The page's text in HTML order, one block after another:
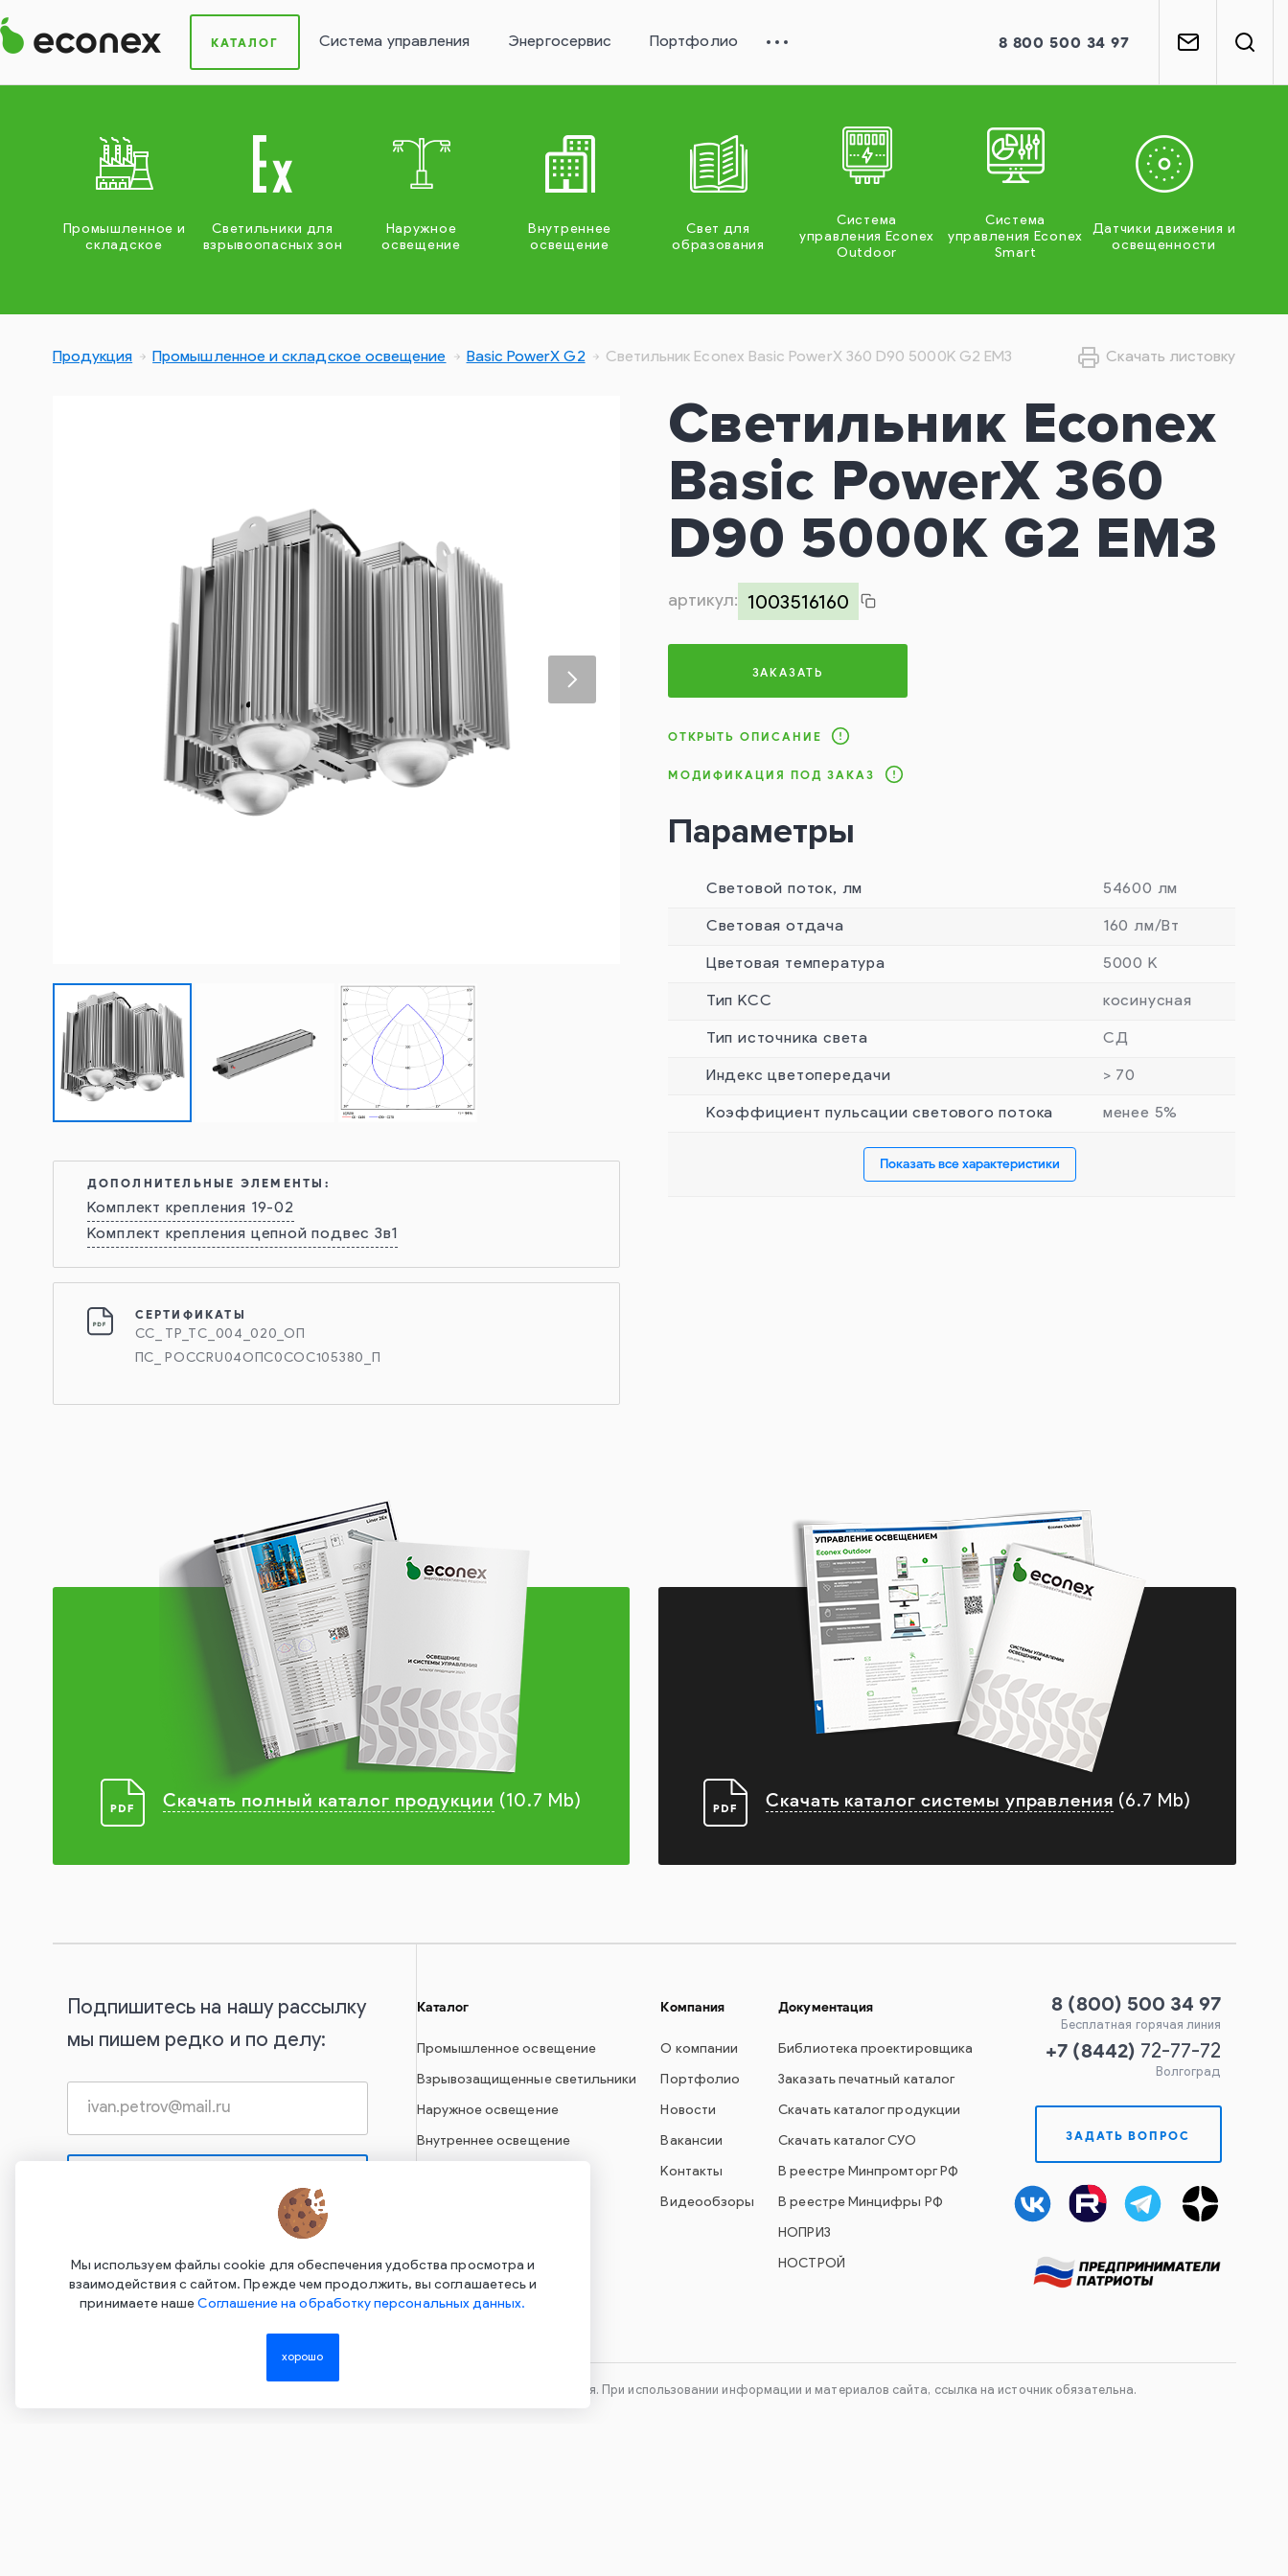
КАТАЛОГ Система управления Энергосервис Портфолио 8 800 500 34 97
Промышленное и
складское
Светильники для
взрывоопасных зон
Наружное
освещение
Внутреннее
освещение
Свет для
образования
Система
управления Econex
Outdoor
Система
управления Econex
Smart
Датчики движения и
освещенности
Продукция Промышленное и складское освещение Basic PowerX G2 Светильник Econex Basic PowerX 360 D90 5000K G2 EM3
ДОПОЛНИТЕЛЬНЫЕ ЭЛЕМЕНТЫ:
Комплект крепления 19-02
Комплект крепления цепной подвес 3в1
СЕРТИФИКАТЫ
СС_ ТР_ТС_004_020_ОП
ПС_ РОССRU04ОПС0СОС105380_П
Скачать листовку
Светильник Econex
Basic PowerX 360
D90 5000K G2 EM3
артикул: 1003516160
ЗАКАЗАТЬ
ОТКРЫТЬ ОПИСАНИЕ
МОДИФИКАЦИЯ ПОД ЗАКАЗ
Параметры
Световой поток, лм 54600 лм
Световая отдача 160 лм/Вт
Цветовая температура 5000 К
Тип КСС косинусная
Тип источника света СД
Индекс цветопередачи > 70
Коэффициент пульсации светового потока менее 5%
Показать все характеристики
Скачать полный каталог продукции (10.7 Mb) Скачать каталог системы управления (6.7 Mb)
Подпишитесь на нашу рассылку
мы пишем редко и по делу:
Нажимая на эту кнопку, вы даете согласие на
обработку своих персональных данных и
соглашаетесь сПолитикой
конфиденциальности
Каталог
Промышленное освещение
Взрывозащищенные светильники
Наружное освещение
Внутреннее освещение
СУО Econex Outdoor
Компания
О компании
Портфолио
Новости
Вакансии
Контакты
Видеообзоры
Документация
Библиотека проектировщика
Заказать печатный каталог
Скачать каталог продукции
Скачать каталог СУО
В реестре Минпромторг РФ
В реестре Минцифры РФ
НОПРИЗ
НОСТРОЙ
8 (800) 500 34 97
Бесплатная горячая линия
+7 (8442) 72-77-72
Волгоград
ЗАДАТЬ ВОПРОС
Copyright ©2015-2026. Завод Econex. Производство светотехнического оборудования. При использовании информации и материалов сайта, ссылка на источник обязательна.
Мы используем файлы cookie для обеспечения удобства просмотра и
взаимодействия с сайтом. Прежде чем продолжить, вы соглашаетесь и
принимаете нашеСоглашение на обработку персональных данных.
хорошо